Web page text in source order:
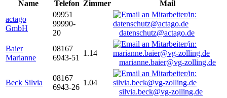
Name
Telefon Zimmer
Mail
actago
GmbH
09951
99990-
20
datenschutz@actago.de
Baier
Marianne
08167
6943-51
1.14
marianne.baier@vg-zolling.de
Beck Silvia
08167
6943-26
1.04
silvia.beck@vg-zolling.de